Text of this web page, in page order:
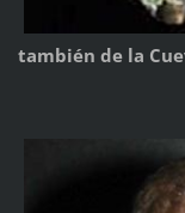
también de la